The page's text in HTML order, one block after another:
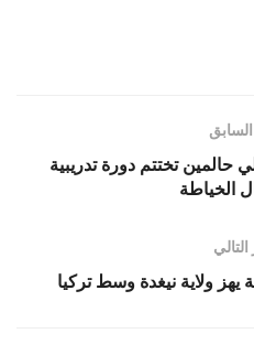
حالمين تختتم دورة تدريبية
الخياطة